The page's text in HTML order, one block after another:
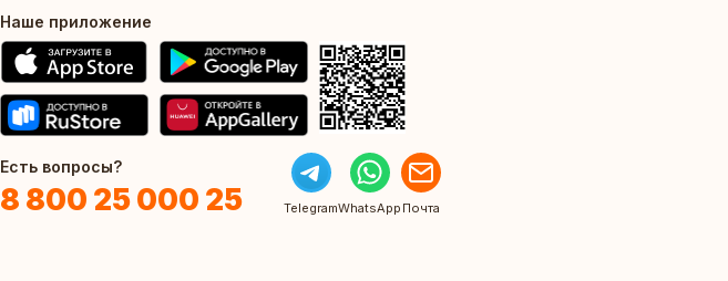
Наше приложение
Есть вопросы?
8 800 25 000 25 TelegramWhatsApp Почта